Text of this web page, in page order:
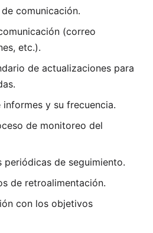
comunicación.
(correo
etc.).
de actualizaciones para
y su frecuencia.
de monitoreo del
periódicas de seguimiento.
de retroalimentación.
con los objetivos